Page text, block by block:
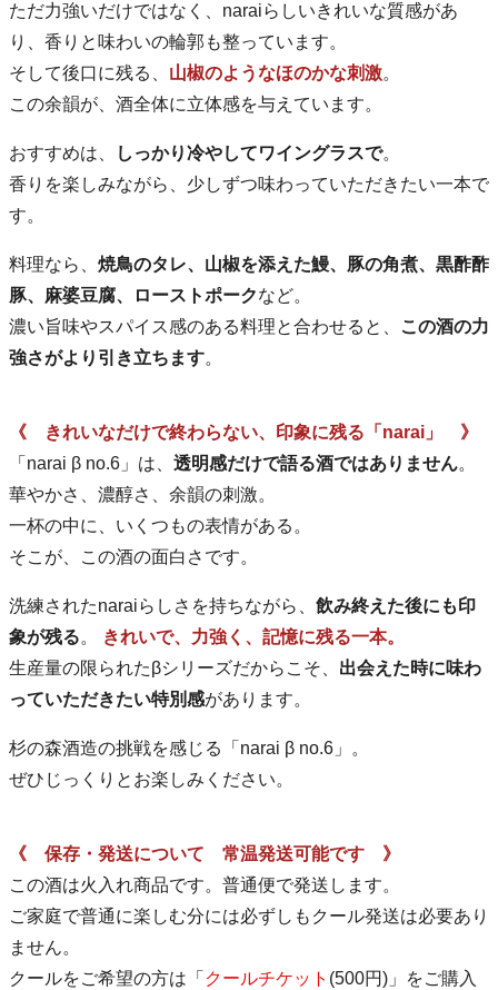
ただ力強いだけではなく、naraiらしいきれいな質感があ
り、香りと味わいの輪郭も整っています。
そして後口に残る、 山椒のようなほのかな刺激。
この余韻が、酒全体に立体感を与えています。
おすすめは、 しっかり冷やしてワイングラスで。
香りを楽しみながら、少しずつ味わっていただきたい一本で
す。
料理なら、 焼鳥のタレ、山椒を添えた鰻、豚の角煮、黒酢酢
豚、麻婆豆腐、ローストポークなど。
濃い旨味やスパイス感のある料理と合わせると、
この酒の力
強さがより引き立ちます。
《 きれいなだけで終わらない、印象に残る「narai」 》
「narai β no.6」は、 透明感だけで語る酒ではありません。
華やかさ、濃醇さ、余韻の刺激。
一杯の中に、いくつもの表情がある。
そこが、この酒の面白さです。
洗練されたnaraiらしさを持ちながら、 飲み終えた後にも印
象が残る。
きれいで、力強く、記憶に残る一本。
生産量の限られたβシリーズだからこそ、 出会えた時に味わ
っていただきたい特別感があります。
杉の森酒造の挑戦を感じる「narai β no.6」。
ぜひじっくりとお楽しみください。
《 保存・発送について 常温発送可能です 》
この酒は火入れ商品です。普通便で発送します。
ご家庭で普通に楽しむ分には必ずしもクール発送は必要あり
ません。
クールをご希望の方は「 クールチケット (500円)」をご購入